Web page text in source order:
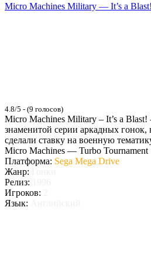
Micro Machines Military — It’s a Blast!
4.8/5 - (9 голосов)
Micro Machines Military – It’s a
знаменитой серии аркадных гонок,
сделали ставку на военную
Micro Machines — Turbo Tournament
Платформа: Sega Mega Drive
Жанр:
Релиз:
Игроков:
Язык: